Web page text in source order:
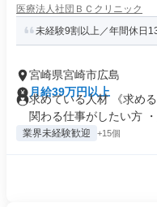
医療法人社団ＢＣクリニック
未経験9割以上／年間休日
宮崎県宮崎市広島
月給39万円以上
求めている人材 《求め
関わる仕事がしたい方 ・
業界未経験歓迎 +15個